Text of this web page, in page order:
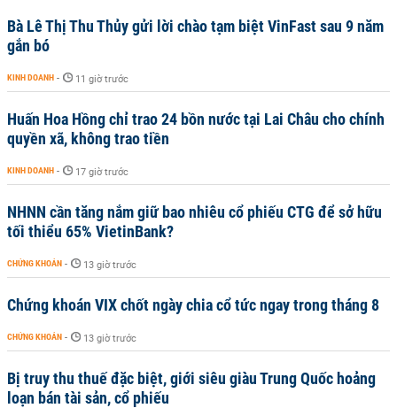
Bà Lê Thị Thu Thủy gửi lời chào tạm biệt VinFast sau 9 năm
gắn bó
KINH DOANH - 11 giờ trước
Huấn Hoa Hồng chỉ trao 24 bồn nước tại Lai Châu cho chính
quyền xã, không trao tiền
KINH DOANH - 17 giờ trước
NHNN cần tăng nắm giữ bao nhiêu cổ phiếu CTG để sở hữu
tối thiểu 65% VietinBank?
CHỨNG KHOÁN - 13 giờ trước
Chứng khoán VIX chốt ngày chia cổ tức ngay trong tháng 8
CHỨNG KHOÁN - 13 giờ trước
Bị truy thu thuế đặc biệt, giới siêu giàu Trung Quốc hoảng
loạn bán tài sản, cổ phiếu